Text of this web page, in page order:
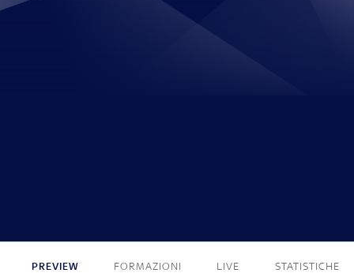
PREVIEW FORMAZIONI LIVE STATISTICHE